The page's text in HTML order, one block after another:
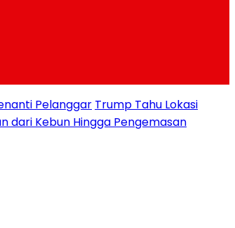
Pelanggar Trump Tahu Lokasi
dari Kebun Hingga Pengemasan